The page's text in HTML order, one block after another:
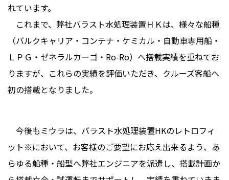
れています。
これまで、弊社バラスト水処理装置ＨＫは、様々な船種
（バルクキャリア・コンテナ・ケミカル・自動車専用船・
ＬＰＧ・ゼネラルカーゴ・Ro-Ro）へ搭載実績を重ねてお
りますが、これらの実績を評価いただき、クルーズ客船へ
初の搭載となりました。
今後もミウラは、バラスト水処理装置HKのレトロフィ
ット※において、お客様のご要望にお応え出来るよう、あ
らゆる船種・船型へ弊社エンジニアを派遣し、搭載計画か